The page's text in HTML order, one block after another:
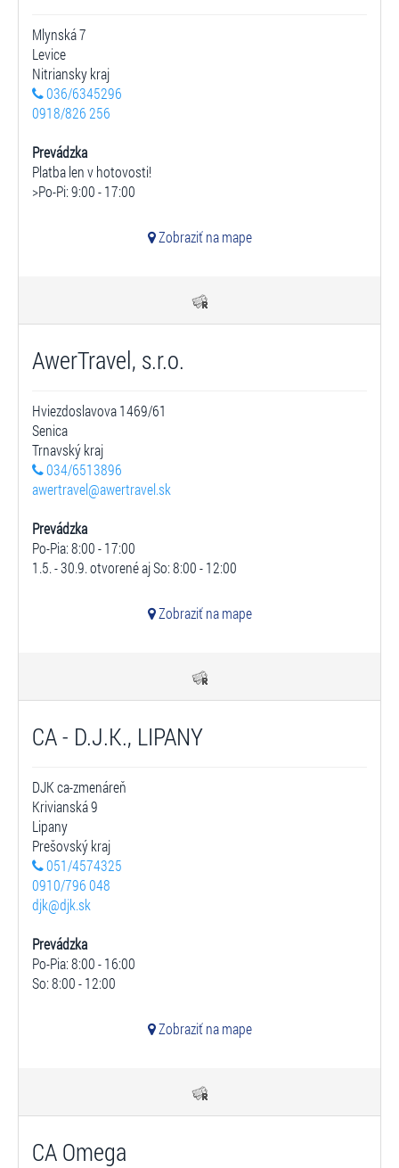
Mlynská 7
Levice
Nitriansky kraj
036/6345296
0918/826 256
Prevádzka
Platba len v hotovosti!
>Po-Pi: 9:00 - 17:00
Zobraziť na mape
AwerTravel, s.r.o.
Hviezdoslavova 1469/61
Senica
Trnavský kraj
034/6513896
awertravel@awertravel.sk
Prevádzka
Po-Pia: 8:00 - 17:00
1.5. - 30.9. otvorené aj So: 8:00 - 12:00
Zobraziť na mape
CA - D.J.K., LIPANY
DJK ca-zmenáreň
Krivianská 9
Lipany
Prešovský kraj
051/4574325
0910/796 048
djk@djk.sk
Prevádzka
Po-Pia: 8:00 - 16:00
So: 8:00 - 12:00
Zobraziť na mape
CA Omega